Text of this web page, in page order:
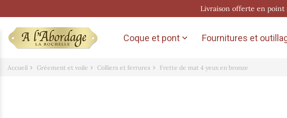
Livraison offerte en point
Coque et pont  Fournitures et
Accueil Gréement et voile Colliers et ferrures Frette de mat 4 yeux en bronze